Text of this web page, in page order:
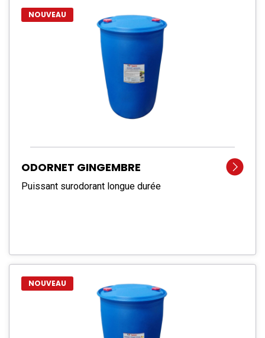
NOUVEAU
ODORNET GINGEMBRE
Puissant surodorant longue durée
NOUVEAU